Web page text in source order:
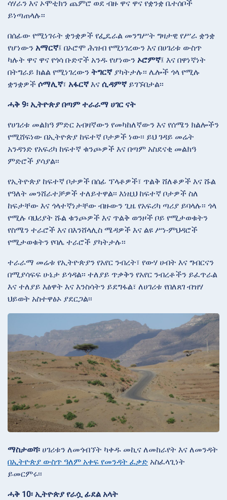
ሳሃራን እና ኦሞቲክን ጨምሮ ወደ ብዙ ዋና ዋና የቋንቋ ቤተሰቦች
ይነጣጠላሉ፡፡
በሰፊው የሚነገሩት ቋንቋዎች የፌዴራል መንግሥት ግዛታዊ የሥራ ቋንቋ
የሆነውን አማርኛ፤ በኦሮሞ ሕዝብ የሚነገረውን እና በሀገሪቱ ውስጥ
ካሉት ዋና ዋና የጎሳ ቡድኖች አንዱ የሆነውን ኦሮምኛ፤ እና በዋነኛነት
በትግራይ ክልል የሚነገረውን ትግርኛያካትታሉ፡፡ ሌሎች ጎላ የሚሉ
ቋንቋዎች ሶማሊኛ፣ አፋርኛእና ሲዳምኛይገኙበታል፡፡
ሓቅ 9፡ ኢትዮጵያ በጣም ተራራማ ሀገር ናት
የሀገሪቱ መልክዓ ምድር አብዛኛውን የመካከለኛውን እና የሰሜን ክልሎችን
የሚሸፍነው በኢትዮጵያ ከፍተኛ ቦታዎች ነው፡፡ ይህ ገዳይ መሬት
አንዳንድ የአፍሪካ ከፍተኛ ቁንጮዎች እና በጣም አስደናቂ መልክዓ
ምድሮች ያሳያል፡፡
የኢትዮጵያ ከፍተኛ ቦታዎች በሰፊ ፕላቶዎች፣ ጥልቅ ሸለቆዎች እና ሹል
የዓለት መንሸራተቻዎች ተለይተዋል፡፡ እነዚህ ከፍተኛ ቦታዎች ስለ
ከፍታቸው እና ጎላተኛነታቸው ብዙውን ጊዜ የአፍሪካ ጣሪያ ይባላሉ፡፡ ጎላ
የሚሉ ባህሪያት ሹል ቁንጮዎች እና ጥልቅ ወንዞች ቦይ የሚታወቁትን
የስሜን ተራሮች እና በእንሸላሊስ ሜዳዎች እና ልዩ ሥነ-ምህዳሮች
የሚታወቁትን የባሌ ተራሮች ያካትታሉ፡፡
ተራራማ መሬቱ የኢትዮጵያን የአየር ንብረት፣ የውሃ ሀብት እና ግብርናን
በሚያሳፍፍ ሁኔታ ይጎዳል፡፡ ተለያይ ጥቃቅን የአየር ንብረቶችን ይፈጥራል
እና ተለያይ እፅዋት እና እንስሳትን ይደግፋል፣ ለሀገሪቱ የበለጸገ ብዝሃ
ህይወት አስተዋፅኦ ያደርጋል፡፡
ማስታወሻ፡ ሀገሪቱን ለመጎብኘት ካቀዱ መኪና ለመከራየት እና ለመንዳት
በኢትዮጵያ ውስጥ ዓለም አቀፍ የመንዳት ፈቃድ አስፈላጊነት
ይመርምሩ፡፡
ሓቅ 10፡ ኢትዮጵያ የራሷ ፊደል አላት